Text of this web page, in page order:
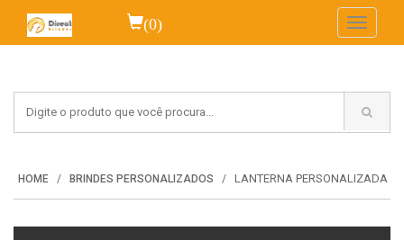
(0)
Toggle
HOME BRINDES PERSONALIZADOS LANTERNA PERSONALIZADA